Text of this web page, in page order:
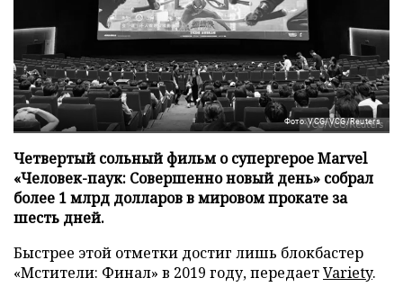
Фото: VCG/VCG/Reuters
Четвертый сольный фильм о супергерое Marvel
«Человек-паук: Совершенно новый день» собрал
более 1 млрд долларов в мировом прокате за
шесть дней.
Быстрее этой отметки достиг лишь блокбастер
«Мстители: Финал» в 2019 году, передаетVariety.